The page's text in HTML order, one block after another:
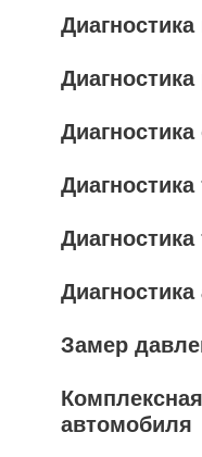
Диагностика
Диагностика
Замер
автомобиля